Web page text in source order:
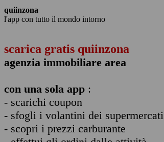
quiinzona
l'app con tutto il mondo intorno
scarica gratis quiinzona
agenzia immobiliare area
con una sola app :
- scarichi coupon
- sfogli i volantini dei supermercati
- scopri i prezzi carburante